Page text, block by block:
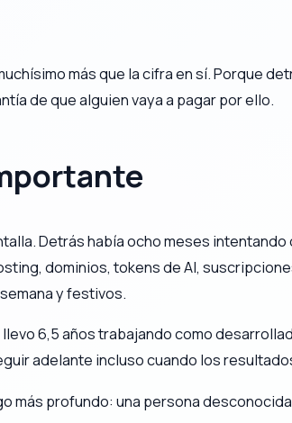
más que la cifra en sí. Porque
de que alguien vaya a pagar por ello.
Detrás había ocho meses
dominios, tokens de AI,
y festivos.
6,5 años trabajando como
adelante incluso cuando los
más profundo: una persona